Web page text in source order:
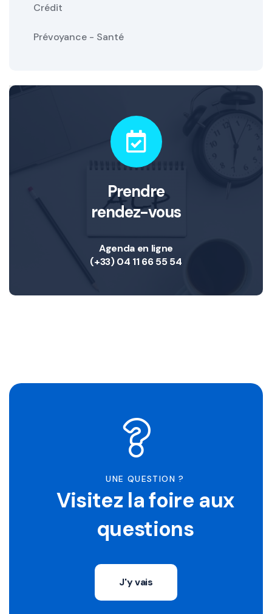
Crédit
Prévoyance - Santé
Prendre
rendez-vous
Agenda en ligne
(+33) 04 11 66 55 54
UNE QUESTION ?
Visitez la foire aux
questions
J'y vais